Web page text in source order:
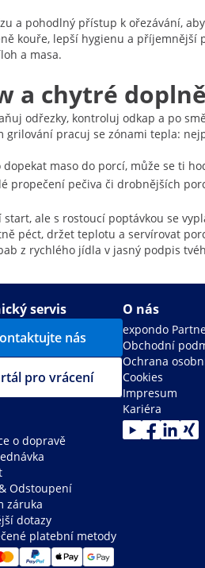
a pohodlný přístup k ořezávání,
kouře, lepší hygienu a
a masa.
a chytré
odřezky, kontroluj odkap a po
pracuj se zónami tepla:
maso do porcí, může se ti
propečení pečiva či drobnějších
ale s rostoucí poptávkou se
péct, držet teplotu a servírovat
z rychlého jídla v jasný podpis
servis
nás
pro vrácení
o dopravě
Odstoupení
záruka
dotazy
platební metody
O nás
expondo
Obchodní
Ochrana
Cookies
Impresum
Kariéra